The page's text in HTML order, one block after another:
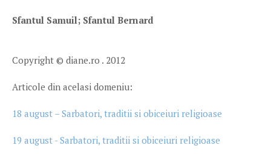
Sfantul Samuil; Sfantul Bernard
Copyright © diane.ro . 2012
Articole din acelasi domeniu:
18 august – Sarbatori, traditii si obiceiuri religioase
19 august - Sarbatori, traditii si obiceiuri religioase